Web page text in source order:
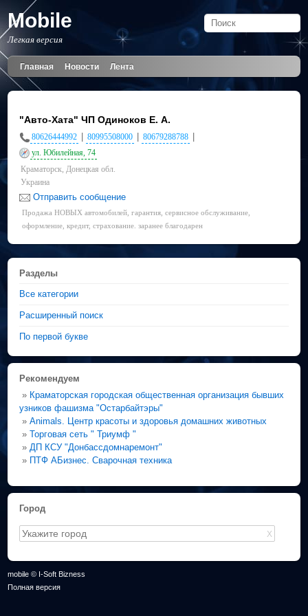
Mobile
Легкая версия
Главная Новости Лента
"Авто-Хата" ЧП Одиноков Е. А.
80626444992 80995508000 80679288788
ул. Юбилейная, 74
Краматорск, Донецкая обл.
Украина
Отправить сообщение
Продажа НОВЫХ автомобилей, гарантия, сервисное обслуживание,
оформление, кредит, страхование. заранее благодарен
Разделы
Все категории
Расширенный поиск
По первой букве
Рекомендуем
» Краматорская городская общественная организация бывших
узников фашизма "Остарбайтэры"
»Animals. Центр красоты и здоровья домашних животных
»Торговая сеть " Триумф "
» ДП КСУ "Донбассдомнаремонт"
» ПТФ АБизнес. Сварочная техника
Город
X
mobile © I-Soft Bizness
Полная версия